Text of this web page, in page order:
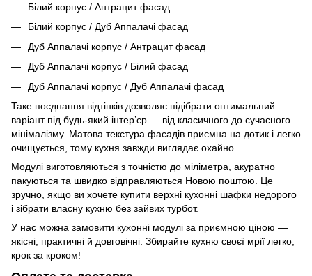
Білий корпус / Антрацит фасад
Білий корпус / Дуб Аппалачі фасад
Дуб Аппалачі корпус / Антрацит фасад
Дуб Аппалачі корпус / Білий фасад
Дуб Аппалачі корпус / Дуб Аппалачі фасад
Таке поєднання відтінків дозволяє підібрати оптимальний
варіант під будь-який інтер’єр — від класичного до сучасного
мінімалізму. Матова текстура фасадів приємна на дотик і легко
очищується, тому кухня завжди виглядає охайно.
Модулі виготовляються з точністю до міліметра, акуратно
пакуються та швидко відправляються Новою поштою. Це
зручно, якщо ви хочете купити верхні кухонні шафки недорого
і зібрати власну кухню без зайвих турбот.
У нас можна замовити кухонні модулі за приємною ціною —
якісні, практичні й довговічні. Збирайте кухню своєї мрії легко,
крок за кроком!